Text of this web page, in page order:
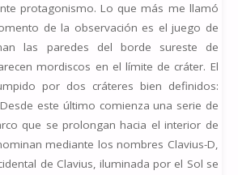
protagonismo. Lo que más me llamó
de la observación es el juego de
las paredes del borde sureste de
mordiscos en el límite de cráter. El
por dos cráteres bien definidos:
este último comienza una serie de
que se prolongan hacia el interior de
mediante los nombres Clavius-D,
de Clavius, iluminada por el Sol se